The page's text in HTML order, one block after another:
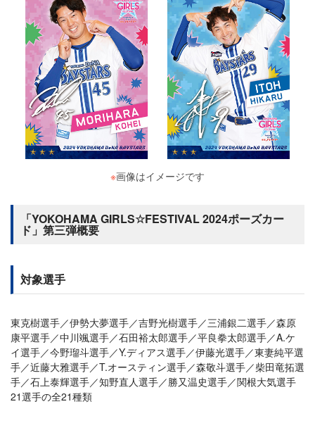
※画像はイメージです
「YOKOHAMA GIRLS☆FESTIVAL 2024ポーズカー
ド」第三弾概要
対象選手
東克樹選手／伊勢大夢選手／吉野光樹選手／三浦銀二選手／森原
康平選手／中川颯選手／石田裕太郎選手／平良拳太郎選手／A.ケ
イ選手／今野瑠斗選手／Y.ディアス選手／伊藤光選手／東妻純平選
手／近藤大雅選手／T.オースティン選手／森敬斗選手／柴田竜拓選
手／石上泰輝選手／知野直人選手／勝又温史選手／関根大気選手
21選手の全21種類